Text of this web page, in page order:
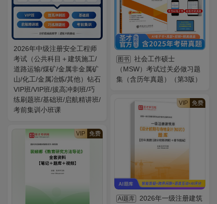
2026年中级注册安全工程师
考试（公共科目＋建筑施工/
道路运输/煤矿/金属非金属矿
山/化工/金属冶炼/其他）钻石
VIP班/VIP班/拔高冲刺班/巧
练刷题班/基础班/启航精讲班/
考前集训小班课
图书
社会工作硕士
（MSW）考试过关必做习题
集（含历年真题）（第3版）
VIP 免费
AI题库 2026年一级注册建筑
VIP 免费